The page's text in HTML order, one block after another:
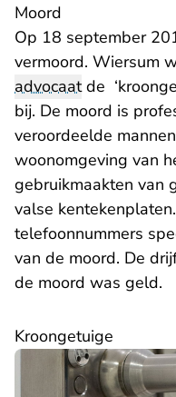
Moord
Op 18 september
vermoord. Wiersum
advocaatde
bij. De moord is
veroordeelde
woonomgeving van
gebruikmaakten van
valse
telefoonnummers
van de moord. De
de moord was geld.
Kroongetuige